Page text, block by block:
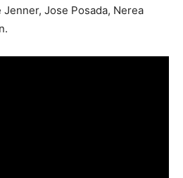
Jose Posada, Nerea